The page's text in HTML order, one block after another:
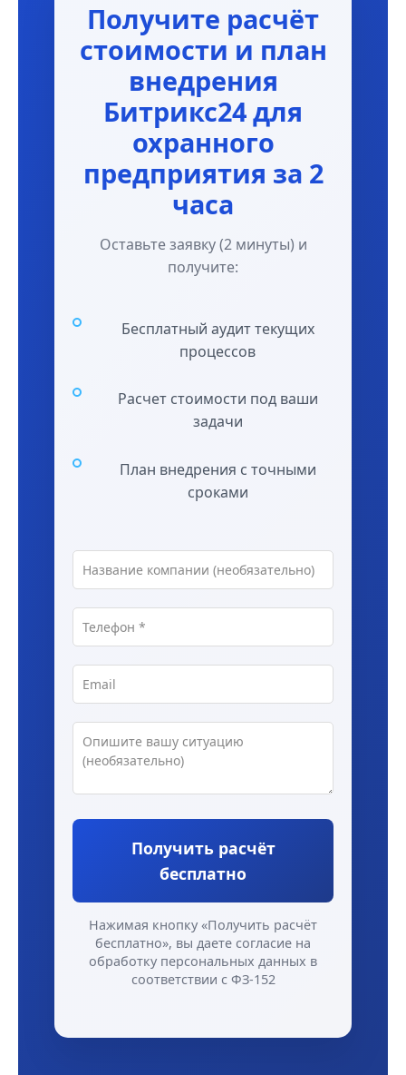
Получите расчёт
стоимости и план
внедрения
Битрикс24 для
охранного
предприятия за 2
часа
Оставьте заявку (2 минуты) и
получите:
Бесплатный аудит текущих
процессов
Расчет стоимости под ваши
задачи
План внедрения с точными
сроками
Получить расчёт
бесплатно
Нажимая кнопку «Получить расчёт
бесплатно», вы даете согласие на
обработку персональных данных в
соответствии с ФЗ-152